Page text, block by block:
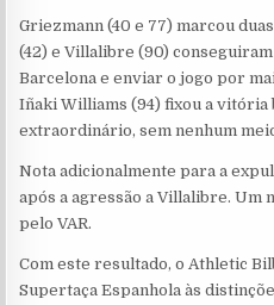
Griezmann (40 e 77) marcou
(42) e Villalibre (90)
Barcelona e enviar o jogo por
Iñaki Williams (94) fixou a vitória
extraordinário, sem nenhum
Nota adicionalmente para a
após a agressão a Villalibre. Um
pelo VAR.
Com este resultado, o Athletic
Supertaça Espanhola às